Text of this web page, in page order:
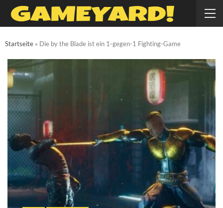
Startseite » Die by the Blade ist ein 1-gegen-1 Fighting-Game